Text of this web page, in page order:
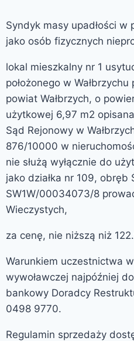
Syndyk masy upadłości w
jako osób fizycznych
lokal mieszkalny nr 1
położonego w
powiat Wałbrzych, o
użytkowej 6,97 m2
Sąd Rejonowy w
876/10000 w
nie służą wyłącznie do
jako działka nr 109,
SW1W/00034073/8
Wieczystych,
za cenę, nie niższą niż
Warunkiem uczestnictwa
wywoławczej najpóźniej
bankowy Doradcy
0498 9770.
Regulamin sprzedaży